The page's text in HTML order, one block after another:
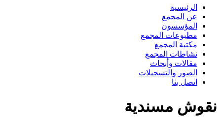
الرئيسية
عن المجمع
المؤسسون
مطبوعات المجمع
مكتبة المجمع
نشاطات المجمع
مقالات وأبحاث
الصور والتسجيلات
اتصل بنا
نقوش مسندية